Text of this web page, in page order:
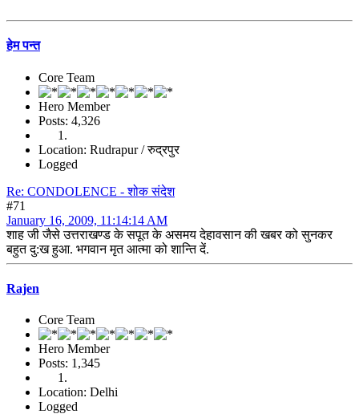
हेम पन्त
Core Team
Hero Member
Posts: 4,326
Location: Rudrapur / रुद्रपुर
Logged
Re: CONDOLENCE - शोक संदेश
#71
January 16, 2009, 11:14:14 AM
शाह जी जैसे उत्तराखण्ड के सपूत के असमय देहावसान की खबर को सुनकर
बहुत दु:ख हुआ. भगवान मृत आत्मा को शान्ति दें.
Rajen
Core Team
Hero Member
Posts: 1,345
Location: Delhi
Logged